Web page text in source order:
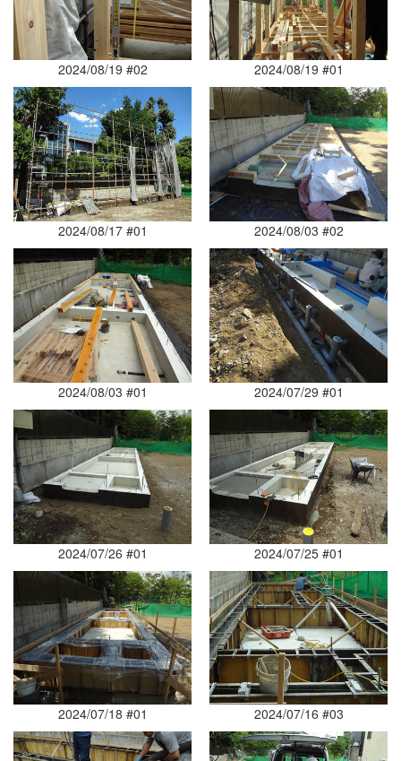
2024/08/19 #02 2024/08/19 #01
2024/08/17 #01 2024/08/03 #02
2024/08/03 #01 2024/07/29 #01
2024/07/26 #01 2024/07/25 #01
2024/07/18 #01 2024/07/16 #03